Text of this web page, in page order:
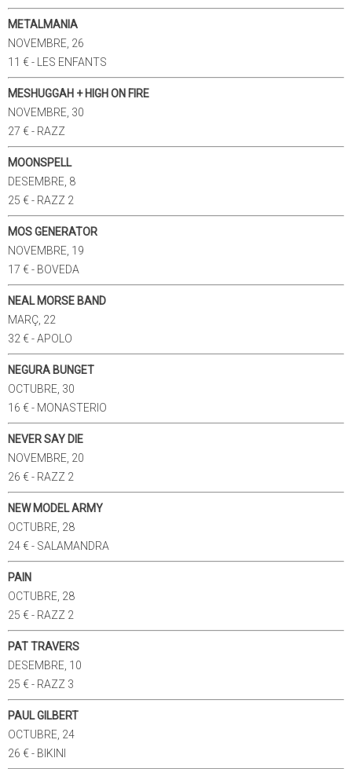
METALMANIA
NOVEMBRE, 26
11 € - LES ENFANTS
MESHUGGAH + HIGH ON FIRE
NOVEMBRE, 30
27 € - RAZZ
MOONSPELL
DESEMBRE, 8
25 € - RAZZ 2
MOS GENERATOR
NOVEMBRE, 19
17 € - BOVEDA
NEAL MORSE BAND
MARÇ, 22
32 € - APOLO
NEGURA BUNGET
OCTUBRE, 30
16 € - MONASTERIO
NEVER SAY DIE
NOVEMBRE, 20
26 € - RAZZ 2
NEW MODEL ARMY
OCTUBRE, 28
24 € - SALAMANDRA
PAIN
OCTUBRE, 28
25 € - RAZZ 2
PAT TRAVERS
DESEMBRE, 10
25 € - RAZZ 3
PAUL GILBERT
OCTUBRE, 24
26 € - BIKINI